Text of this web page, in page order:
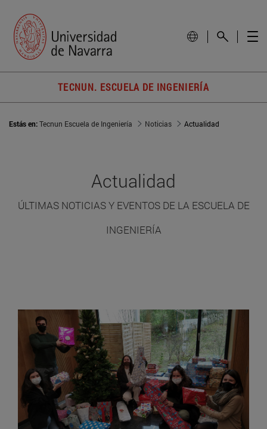
TECNUN. ESCUELA DE INGENIERÍA
Estás en:Tecnun Escuela de Ingeniería Noticias Actualidad
Actualidad
ÚLTIMAS NOTICIAS Y EVENTOS DE LA ESCUELA DE
INGENIERÍA